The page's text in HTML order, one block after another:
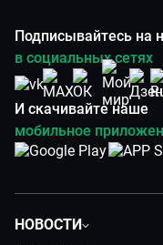
Подписывайтесь на
в социальных сетях
И скачивайте наше
мобильное
НОВОСТИ